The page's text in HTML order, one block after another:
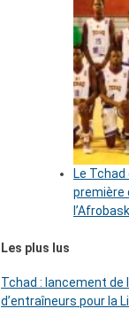
Le
première
Les plus lus
Tchad : lancement de
d’entraîneurs pour la